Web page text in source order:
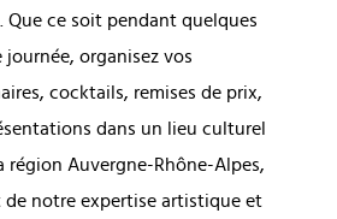
Que ce soit pendant quelques
journée, organisez vos
cocktails, remises de prix,
dans un lieu culturel
région Auvergne-Rhône-Alpes,
notre expertise artistique et